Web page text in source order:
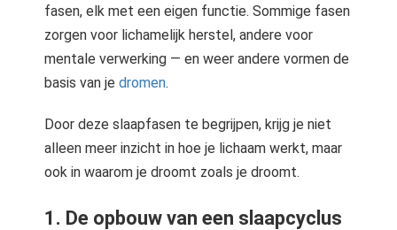
fasen, elk met een eigen functie. Sommige fasen
zorgen voor lichamelijk herstel, andere voor
mentale verwerking — en weer andere vormen de
basis van je dromen.
Door deze slaapfasen te begrijpen, krijg je niet
alleen meer inzicht in hoe je lichaam werkt, maar
ook in waarom je droomt zoals je droomt.
1. De opbouw van een slaapcyclus